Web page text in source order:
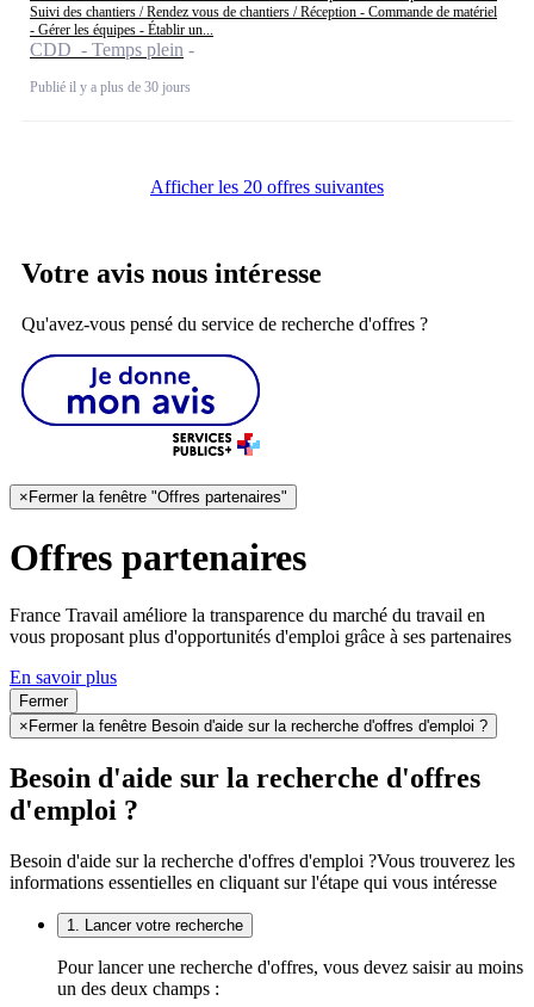
Suivi des chantiers / Rendez vous de chantiers / Réception - Commande de matériel
- Gérer les équipes - Établir un...
CDD - Temps plein
Publié il y a plus de 30 jours
Afficher les 20 offres suivantes
Votre avis nous intéresse
Qu'avez-vous pensé du service de recherche d'offres ?
× Fermer la fenêtre "Offres partenaires"
Offres partenaires
France Travail améliore la transparence du marché du travail en
vous proposant plus d'opportunités d'emploi grâce à ses partenaires
En savoir plus
Fermer
× Fermer la fenêtre Besoin d'aide sur la recherche d'offres d'emploi ?
Besoin d'aide sur la recherche d'offres
d'emploi ?
Besoin d'aide sur la recherche d'offres d'emploi ?Vous trouverez les
informations essentielles en cliquant sur l'étape qui vous intéresse
1. Lancer votre recherche
Pour lancer une recherche d'offres, vous devez saisir au moins
un des deux champs :